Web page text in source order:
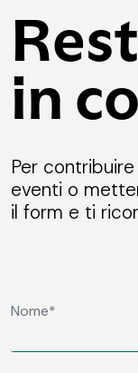
in
Per
eventi o
il form e ti